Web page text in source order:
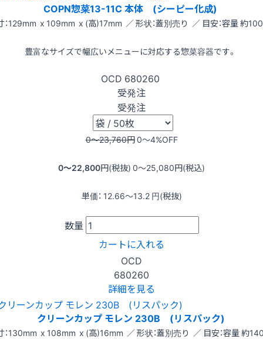
COPN惣菜13-11C 本体 (シーピー化成)
：129mm x 109mm x (高)17mm ／ 形状：蓋別売り ／ 目安：容量 約
豊富なサイズで幅広いメニューに対応する惣菜容器です。
OCD 680260
受発注
受発注
0〜23,760円0〜4%OFF
0〜22,800円(税抜) 0〜25,080円(税込)
単価： 12.66〜13.2 円(税抜)
数量
カートに入れる
OCD
680260
詳細を見る
クリーンカップ モレン 230B (リスパック)
：130mm x 108mm x (高)16mm ／ 形状：蓋別売り ／ 目安：容量 約